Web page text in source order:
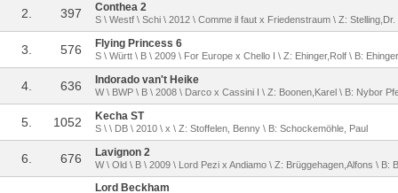
2. 397 Conthea 2
S \ Westf \ Schi \ 2012 \ Comme il faut x Friedenstraum \ Z:
3. 576 Flying Princess 6
S \ Württ \ B \ 2009 \ For Europe x Chello I \ Z: Ehinger,Rolf \ B:
4. 636 Indorado van't Heike
W \ BWP \ B \ 2008 \ Darco x Cassini I \ Z: Boonen,Karel \ B: Nybor
5. 1052 Kecha ST
S \ \ DB \ 2010 \ x \ Z: Stoffelen, Benny \ B: Schockemöhle, Paul
6. 676 Lavignon 2
W \ Old \ B \ 2009 \ Lord Pezi x Andiamo \ Z: Brüggehagen,Alfons \ B:
Lord Beckham